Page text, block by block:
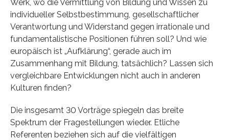
Werk, wo die Vermittlung von Bildung und Wissen zu
individueller Selbstbestimmung, gesellschaftlicher
Verantwortung und Widerstand gegen irrationale und
fundamentalistische Positionen führen soll? Und wie
europäisch ist „Aufklärung“, gerade auch im
Zusammenhang mit Bildung, tatsächlich? Lassen sich
vergleichbare Entwicklungen nicht auch in anderen
Kulturen finden?
Die insgesamt 30 Vorträge spiegeln das breite
Spektrum der Fragestellungen wieder. Etliche
Referenten beziehen sich auf die vielfältigen